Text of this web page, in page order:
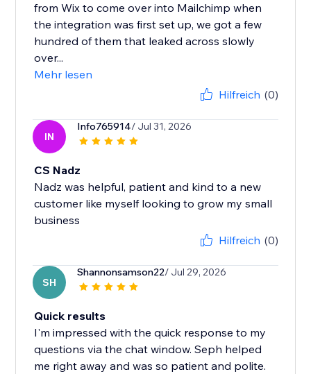
from Wix to come over into Mailchimp when
the integration was first set up, we got a few
hundred of them that leaked across slowly
over...
Mehr lesen
Hilfreich (0)
IN
Info765914/ Jul 31, 2026
CS Nadz
Nadz was helpful, patient and kind to a new
customer like myself looking to grow my small
business
Hilfreich (0)
SH
Shannonsamson22/ Jul 29, 2026
Quick results
I'm impressed with the quick response to my
questions via the chat window. Seph helped
me right away and was so patient and polite.